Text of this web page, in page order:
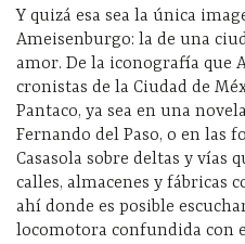
Y quizá esa sea la única
Ameisenburgo: la de una
amor. De la iconografía que
cronistas de la Ciudad de
Pantaco, ya sea en una
Fernando del Paso, o en las
Casasola sobre deltas y vías
calles, almacenes y fábricas
ahí donde es posible
locomotora confundida con